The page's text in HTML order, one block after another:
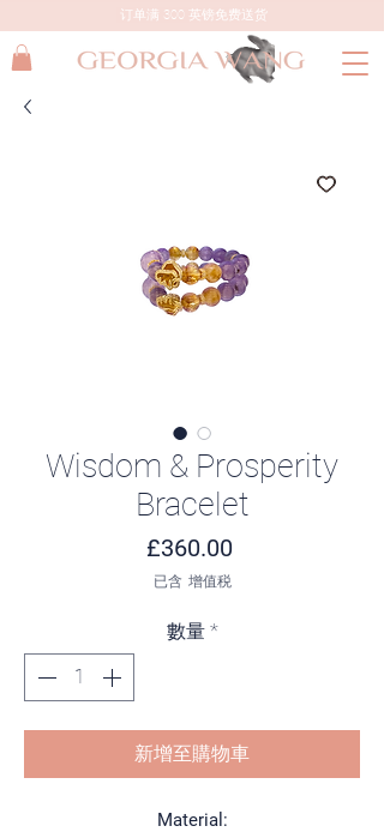
订单满 300 英镑免费送货
Wisdom & Prosperity
Bracelet
£360.00價格
已含 增值税
數量 *
新增至購物車
Material: